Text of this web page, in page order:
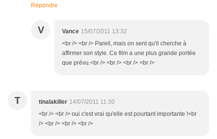
Répondre
V Vance 15/07/2011 13:32
<br /> <br /> Pareil, mais on sent qu'il cherche à
affirmer son style. Ce film a une plus grande portée
que prévu.<br /> <br /> <br /> <br />
T tinalakiller 14/07/2011 11:30
<br /> <br /> oui c'est vrai qu'elle est pourtant importante !<br
/> <br /> <br /> <br />